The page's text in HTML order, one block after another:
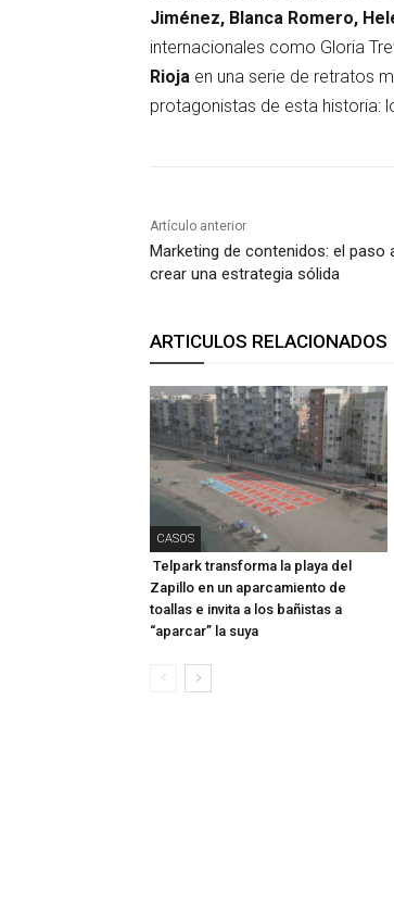
Jiménez, Blanca Romero,
internacionales como Gloria
Rioja en una serie de retratos
protagonistas de esta historia:
Artículo anterior
Marketing de contenidos: el paso
crear una estrategia sólida
ARTICULOS RELACIONADOS
CASOS
Telpark transforma la playa del
Zapillo en un aparcamiento de
toallas e invita a los bañistas a
“aparcar” la suya